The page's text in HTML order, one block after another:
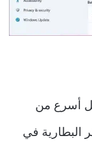
أسرع من
البطارية في